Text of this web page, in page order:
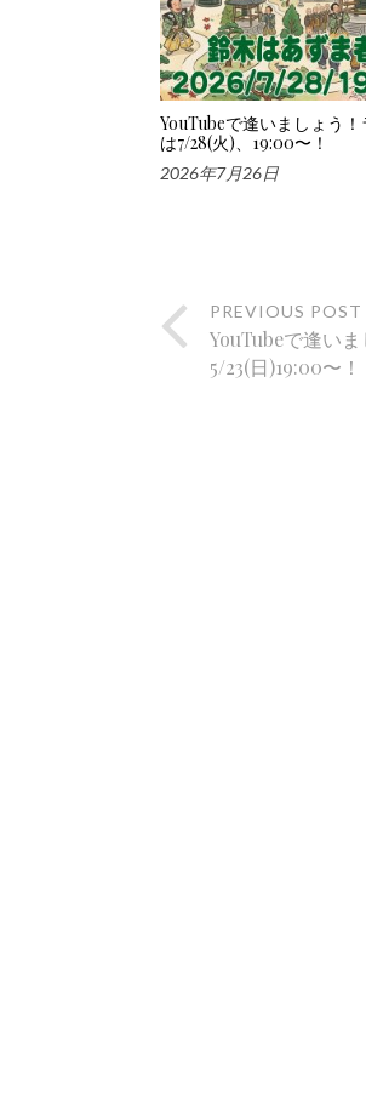
YouTubeで逢いましょう
は7/28(火)、19:00〜！
2026年7月26日
PREVIOUS POST
YouTubeで逢い
5/23(日)19:00〜！